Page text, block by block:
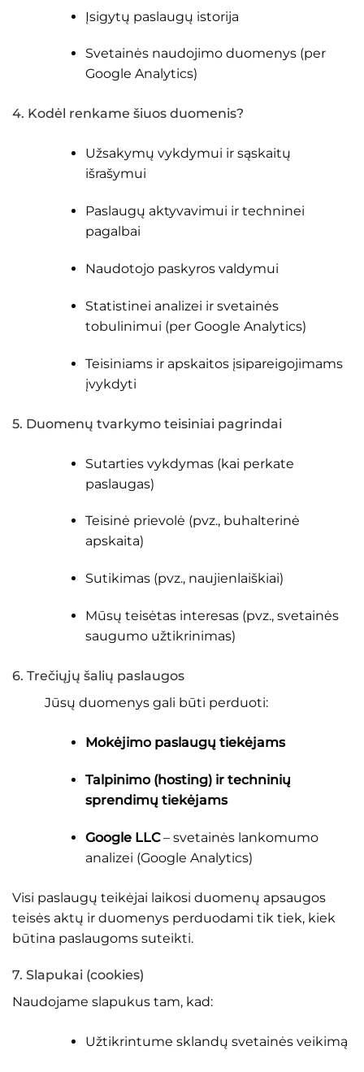
Įsigytų paslaugų istorija
Svetainės naudojimo duomenys (per
Google Analytics)
4. Kodėl renkame šiuos duomenis?
Užsakymų vykdymui ir sąskaitų
išrašymui
Paslaugų aktyvavimui ir techninei
pagalbai
Naudotojo paskyros valdymui
Statistinei analizei ir svetainės
tobulinimui (per Google Analytics)
Teisiniams ir apskaitos įsipareigojimams
įvykdyti
5. Duomenų tvarkymo teisiniai pagrindai
Sutarties vykdymas (kai perkate
paslaugas)
Teisinė prievolė (pvz., buhalterinė
apskaita)
Sutikimas (pvz., naujienlaiškiai)
Mūsų teisėtas interesas (pvz., svetainės
saugumo užtikrinimas)
6. Trečiųjų šalių paslaugos
Jūsų duomenys gali būti perduoti:
Mokėjimo paslaugų tiekėjams
Talpinimo (hosting) ir techninių
sprendimų tiekėjams
Google LLC– svetainės lankomumo
analizei (Google Analytics)
Visi paslaugų teikėjai laikosi duomenų apsaugos
teisės aktų ir duomenys perduodami tik tiek, kiek
būtina paslaugoms suteikti.
7. Slapukai (cookies)
Naudojame slapukus tam, kad:
Užtikrintume sklandų svetainės veikimą